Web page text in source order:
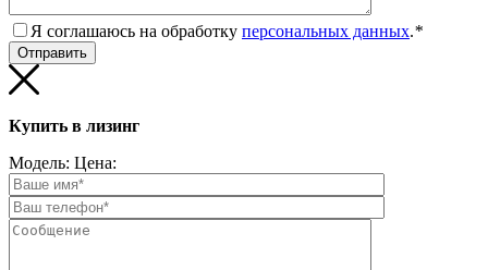
Я соглашаюсь на обработку персональных данных.*
Купить в лизинг
Модель: Цена: